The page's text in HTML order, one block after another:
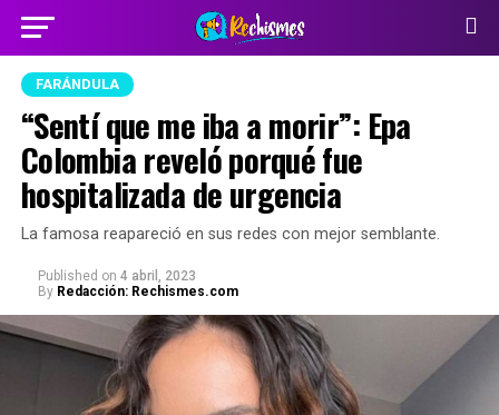
FARÁNDULA
“Sentí que me iba a morir”: Epa
Colombia reveló porqué fue
hospitalizada de urgencia
La famosa reapareció en sus redes con mejor semblante.
Published on 4 abril, 2023
By Redacción: Rechismes.com